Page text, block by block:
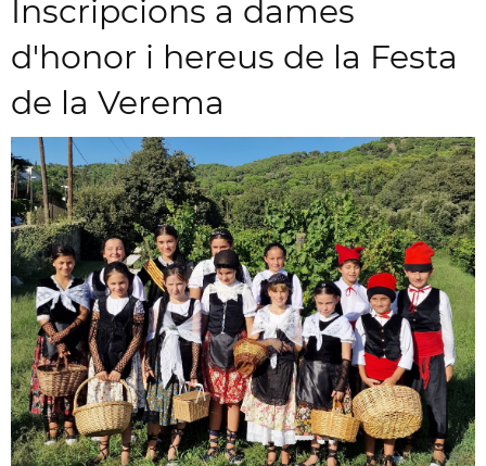
Inscripcions a dames
d'honor i hereus de la Festa
de la Verema